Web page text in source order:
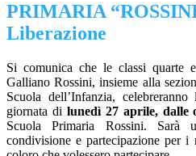
PRIMARIA
Liberazione
Si comunica che le classi quarte
Galliano Rossini, insieme alla
Scuola dell’Infanzia, celebreranno
giornata di lunedì 27 aprile, dalle
Scuola Primaria Rossini. Sarà
condivisione e partecipazione per i